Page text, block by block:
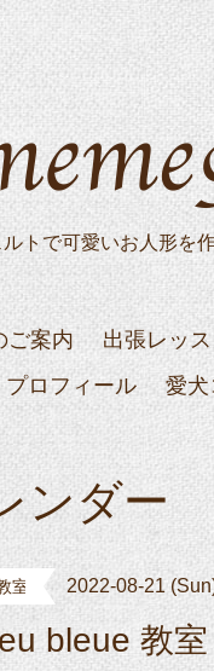
トで可愛いお人形を
ご案内 出張レッ
プロフィール 愛犬
ンダー
室 2022-08-21
bleue 教室